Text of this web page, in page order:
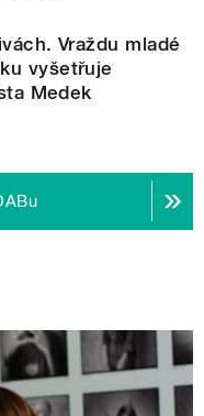
Vraždu mladé
vyšetřuje
Medek